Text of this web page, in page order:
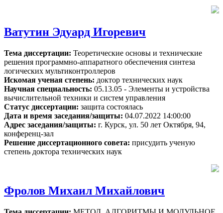
Ватутин Эдуард Игоревич
Тема диссертации: Теоретические основы и технические
решения программно-аппаратного обеспечения синтеза
логических мультиконтроллеров
Искомая ученая степень: доктор технических наук
Научная специальность: 05.13.05 - Элементы и устройства
вычислительной техники и систем управления
Статус диссертации: защита состоялась
Дата и время заседания/защиты: 04.07.2022 14:00:00
Адрес заседания/защиты: г. Курск, ул. 50 лет Октября, 94,
конференц-зал
Решение диссертационного совета: присудить ученую
степень доктора технических наук
Фролов Михаил Михайлович